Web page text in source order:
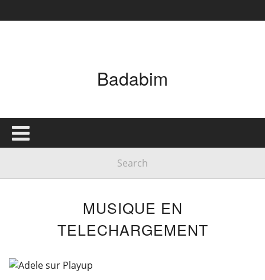
Badabim
MUSIQUE EN
TELECHARGEMENT